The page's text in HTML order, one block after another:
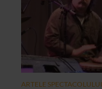
ARTELE SPECTACOLULUI